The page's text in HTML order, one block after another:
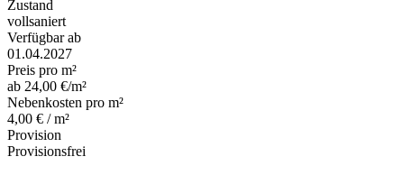
Zustand
vollsaniert
Verfügbar ab
01.04.2027
Preis pro m²
ab 24,00 €/m²
Nebenkosten pro m²
4,00 € / m²
Provision
Provisionsfrei